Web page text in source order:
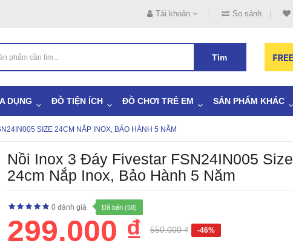
Tài khoản So sánh
Tìm
DỤNG ĐỒ TIỆN ÍCH ĐỒ CHƠI TRẺ EM SẢN PHẨM KHÁC
SIZE 24CM NẮP INOX, BẢO HÀNH 5 NĂM
Nồi Inox 3 Đáy Fivestar FSN24IN005 Size
24cm Nắp Inox, Bảo Hành 5 Năm
0 đánh giá Đã bán (58)
299.000 ₫ 550.000 ₫ -46%